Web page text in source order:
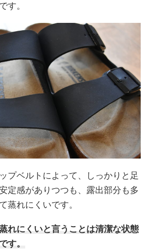
す。
プベルトによって、しっかりと足
定感がありつつも、露出部分も多
蒸れにくいです。
れにくいと言うことは清潔な状態
す。